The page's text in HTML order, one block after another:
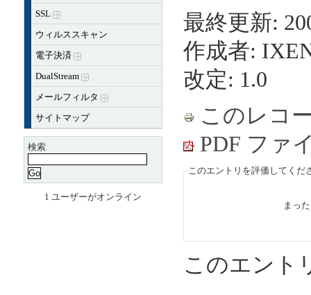
SSL
ウィルススキャン
電子決済
DualStream
メールフィルタ
サイトマップ
検索
1 ユーザーがオンライン
最終更新:
作成者:
改定: 1.0
このレコ
PDF ファ
このエントリを評価してくだ
まっ
このエント